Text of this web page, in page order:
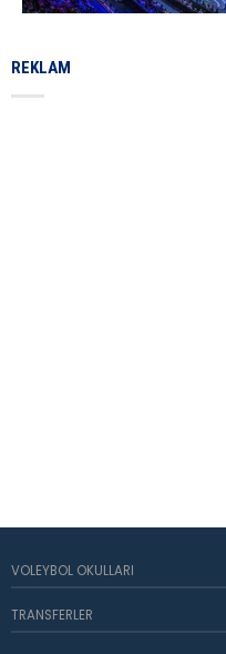
REKLAM
VOLEYBOL OKULLARI
TRANSFERLER